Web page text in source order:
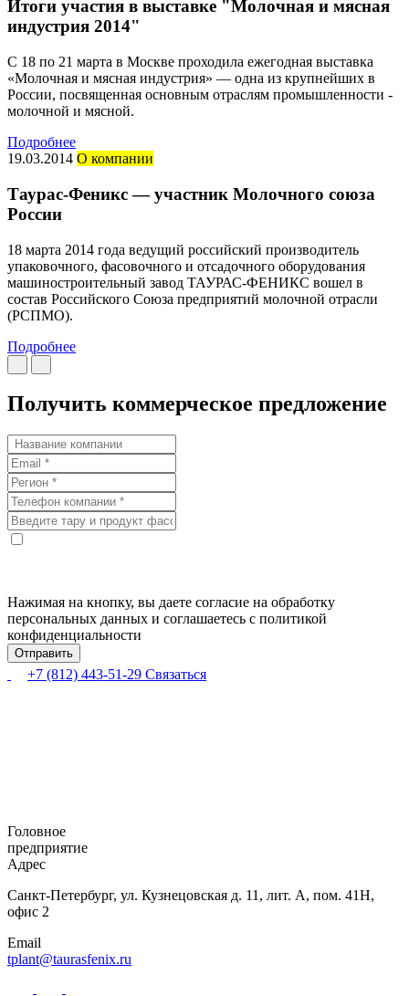
Итоги участия в выставке "Молочная и мясная
индустрия 2014"
С 18 по 21 марта в Москве проходила ежегодная выставка
«Молочная и мясная индустрия» — одна из крупнейших в
России, посвященная основным отраслям промышленности -
молочной и мясной.
Подробнее
19.03.2014 О компании
Таурас-Феникс — участник Молочного союза
России
18 марта 2014 года ведущий российский производитель
упаковочного, фасовочного и отсадочного оборудования
машиностроительный завод ТАУРАС-ФЕНИКС вошел в
состав Российского Союза предприятий молочной отрасли
(РСПМО).
Подробнее
Получить коммерческое предложение
Нажимая на кнопку, вы даете согласие на обработку
персональных данных и соглашаетесь с политикой
конфиденциальности
+7 (812) 443-51-29 Связаться
Головное
предприятие
Адрес
Санкт-Петербург, ул. Кузнецовская д. 11, лит. А, пом. 41Н,
офис 2
Email
tplant@taurasfenix.ru